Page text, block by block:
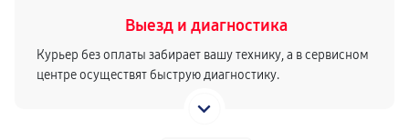
Выезд и диагностика
Курьер без оплаты забирает вашу технику, а в сервисном
центре осуществят быструю диагностику.